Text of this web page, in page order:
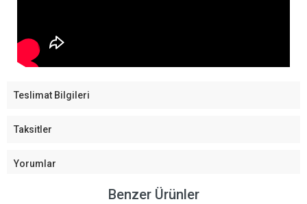
Teslimat Bilgileri
Taksitler
Yorumlar
Benzer Ürünler